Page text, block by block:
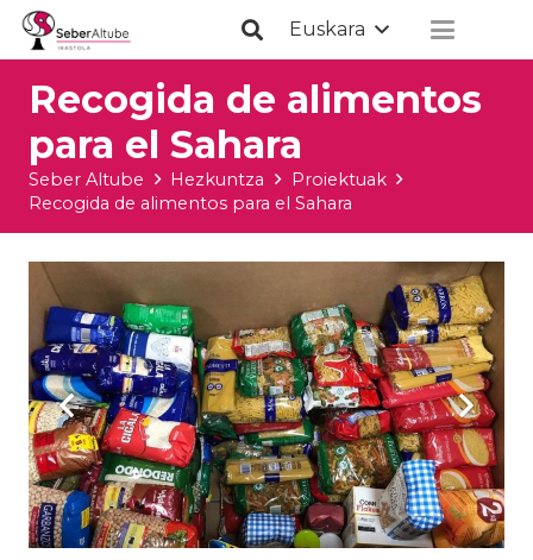
Euskara
Recogida de alimentos
para el Sahara
Seber Altube Hezkuntza
Proiektuak
Recogida de alimentos para el Sahara